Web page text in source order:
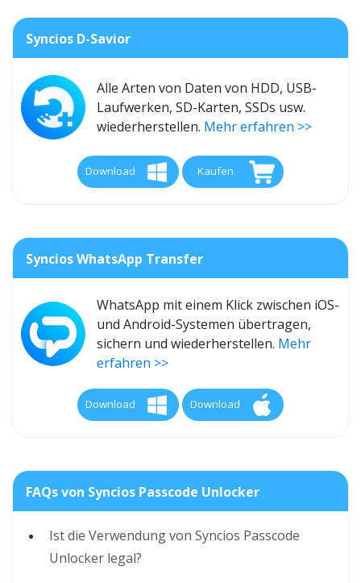
Syncios D-Savior
Alle Arten von Daten von HDD, USB-
Laufwerken, SD-Karten, SSDs usw.
wiederherstellen. Mehr erfahren >>
Download Kaufen
Syncios WhatsApp Transfer
WhatsApp mit einem Klick zwischen iOS-
und Android-Systemen übertragen,
sichern und wiederherstellen. Mehr
erfahren >>
Download Download
FAQs von Syncios Passcode Unlocker
Ist die Verwendung von Syncios Passcode
Unlocker legal?